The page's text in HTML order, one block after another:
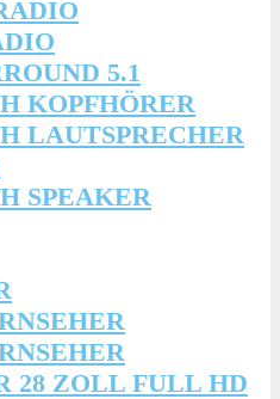
5.1
KOPFHÖRER
LAUTSPRECHER
SPEAKER
28 ZOLL FULL HD